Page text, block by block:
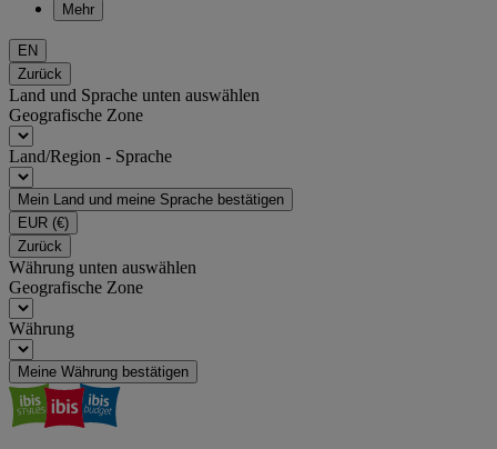
Mehr
EN
Zurück
Land und Sprache unten auswählen
Geografische Zone
Land/Region - Sprache
Mein Land und meine Sprache bestätigen
EUR (€)
Zurück
Währung unten auswählen
Geografische Zone
Währung
Meine Währung bestätigen